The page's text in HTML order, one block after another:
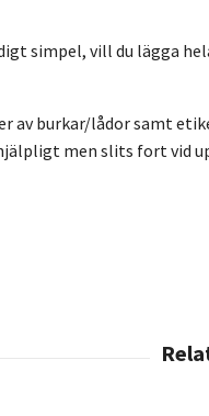
simpel, vill du lägga
av burkar/lådor samt
men slits fort vid